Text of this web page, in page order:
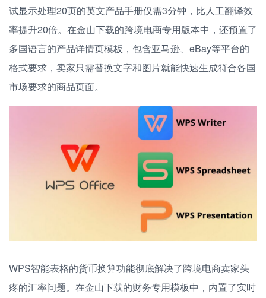
试显示处理20页的英文产品手册仅需3分钟，比人工翻译效
率提升20倍。在金山下载的跨境电商专用版本中，还预置了
多国语言的产品详情页模板，包含亚马逊、eBay等平台的
格式要求，卖家只需替换文字和图片就能快速生成符合各国
市场要求的商品页面。
WPS智能表格的货币换算功能彻底解决了跨境电商卖家头
疼的汇率问题。在金山下载的财务专用模板中，内置了实时